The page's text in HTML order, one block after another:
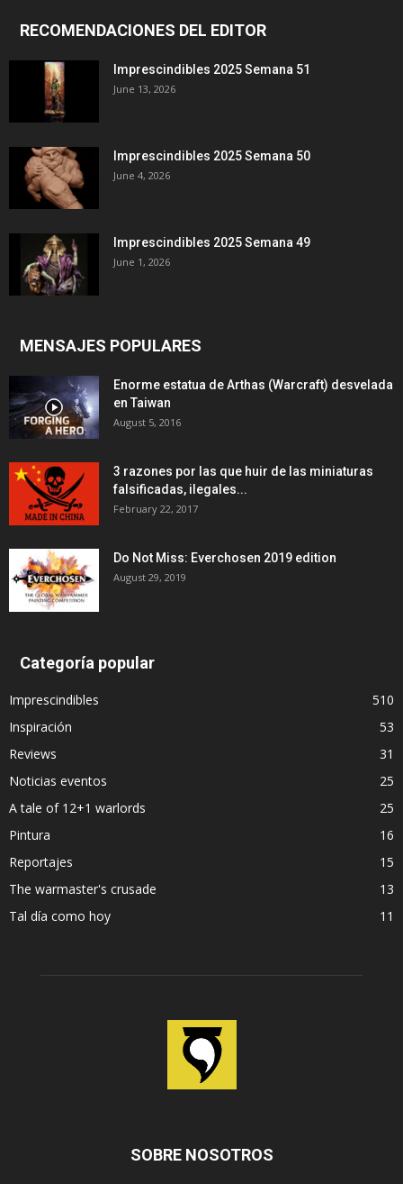
RECOMENDACIONES DEL EDITOR
Imprescindibles 2025 Semana 51
June 13, 2026
Imprescindibles 2025 Semana 50
June 4, 2026
Imprescindibles 2025 Semana 49
June 1, 2026
MENSAJES POPULARES
Enorme estatua de Arthas (Warcraft) desvelada
en Taiwan
August 5, 2016
3 razones por las que huir de las miniaturas
falsificadas, ilegales...
February 22, 2017
Do Not Miss: Everchosen 2019 edition
August 29, 2019
Categoría popular
Imprescindibles
510
Inspiración
53
Reviews
31
Noticias eventos
25
A tale of 12+1 warlords
25
Pintura
16
Reportajes
15
The warmaster's crusade
13
Tal día como hoy
11
SOBRE NOSOTROS